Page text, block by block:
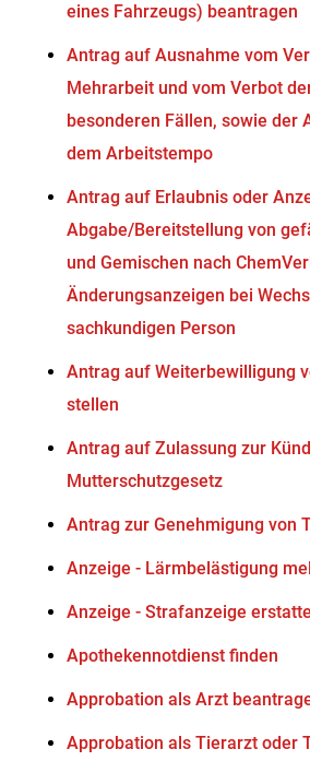
eines Fahrzeugs) beantragen
Antrag auf Ausnahme vom
Mehrarbeit und vom Verbot
besonderen Fällen, sowie der
dem Arbeitstempo
Antrag auf Erlaubnis oder
Abgabe/Bereitstellung von
und Gemischen nach
Änderungsanzeigen bei
sachkundigen Person
Antrag auf Weiterbewilligung
stellen
Antrag auf Zulassung zur
Mutterschutzgesetz
Antrag zur Genehmigung von
Anzeige - Lärmbelästigung
Anzeige - Strafanzeige
Apothekennotdienst finden
Approbation als Arzt
Approbation als Tierarzt oder